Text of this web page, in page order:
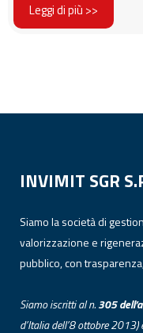
Leggi di più >>
INVIMIT SGR
Siamo la società di
valorizzazione e
pubblico, con
Siamo iscritti al n.305
d’Italia dell’8 ottobre